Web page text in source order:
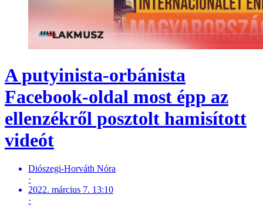
A putyinista-orbánista
Facebook-oldal most épp az
ellenzékről posztolt hamisított
videót
Diószegi-Horváth Nóra
·
2022. március 7. 13:10
·